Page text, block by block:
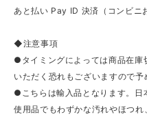
あと払い Pay ID 決済（コンビニ
◆注意事項
●タイミングによっては商品在庫
いただく恐れもございますので予
●こちらは輸入品となります。日
使用品でもわずかな汚れやほつ